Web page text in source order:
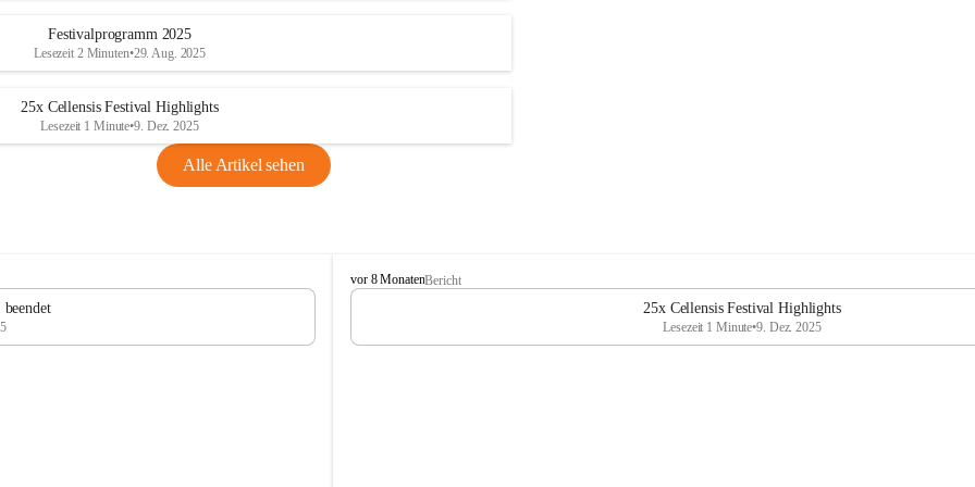
Festivalprogramm 2025
Lesezeit 2 Minuten•29. Aug. 2025
25x Cellensis Festival Highlights
Lesezeit 1 Minute•9. Dez. 2025
Alle Artikel sehen
C
e
l
vor 8 MonatenBericht
25x Cellensis Festival Highlights
Lesezeit 1 Minute•9. Dez. 2025